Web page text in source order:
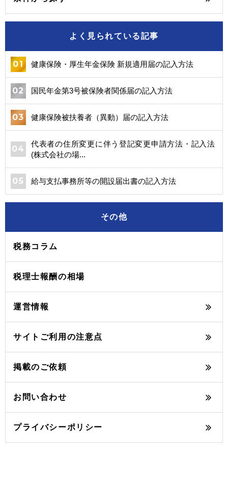
よく見られている記事
健康保険・厚生年金保険 新規適用届の記入方法
国民年金第3号被保険者関係届の記入方法
健康保険被扶養者（異動）届の記入方法
代表者の住所変更に伴う登記変更申請方法・記入法
(株式会社の場...
給与支払事務所等の開設届出書の記入方法
その他
税務コラム
税理士報酬の相場
運営情報
サイトご利用の注意点
掲載のご依頼
お問い合わせ
プライバシーポリシー